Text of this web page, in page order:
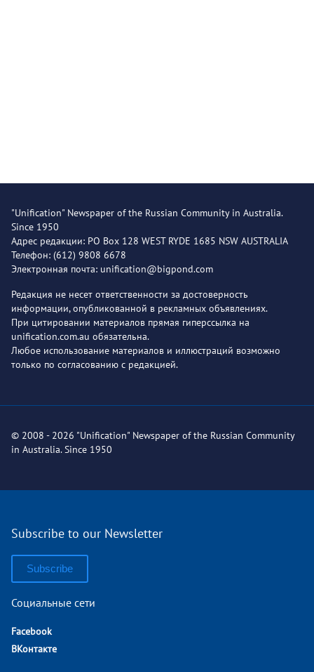
"Unification" Newspaper of the Russian Community in Australia.
Since 1950
Адрес редакции: PO Box 128 WEST RYDE 1685 NSW AUSTRALIA
Телефон: (612) 9808 6678
Электронная почта: unification@bigpond.com
Редакция не несет ответственности за достоверность
информации, опубликованной в рекламных объявлениях.
При цитировании материалов прямая гиперссылка на
unification.com.au обязательна.
Любое использование материалов и иллюстраций возможно
только по согласованию с редакцией.
© 2008 - 2026 "Unification" Newspaper of the Russian Community
in Australia. Since 1950
Subscribe to our Newsletter
Subscribe
Социальные сети
Facebook
ВКонтакте